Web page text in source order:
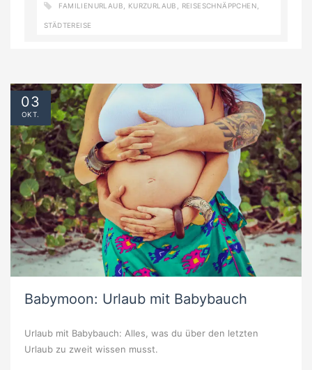
FAMILIENURLAUB KURZURLAUB REISESCHNÄPPCHEN
STÄDTEREISE
Babymoon: Urlaub mit Babybauch
Urlaub mit Babybauch: Alles, was du über den letzten
Urlaub zu zweit wissen musst.
03
OKT.